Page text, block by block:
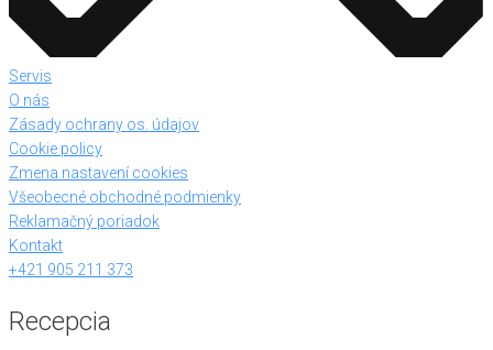
Servis
O nás
Zásady ochrany os. údajov
Cookie policy
Zmena nastavení cookies
Všeobecné obchodné podmienky
Reklamačný poriadok
Kontakt
+421 905 211 373
Recepcia